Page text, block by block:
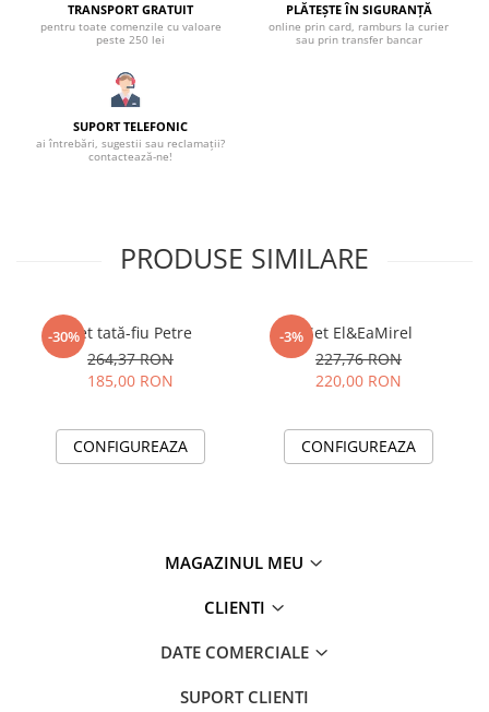
TRANSPORT GRATUIT
pentru toate comenzile cu valoare
peste 250 lei
PLĂTEȘTE ÎN SIGURANȚĂ
online prin card, ramburs la curier
sau prin transfer bancar
SUPORT TELEFONIC
ai întrebări, sugestii sau reclamații?
contactează-ne!
PRODUSE SIMILARE
-30%Set tată-fiu Petre
264,37 RON
185,00 RON
CONFIGUREAZA
-3% Set El&EaMirel
227,76 RON
220,00 RON
CONFIGUREAZA
MAGAZINUL MEU
CLIENTI
DATE COMERCIALE
SUPORT CLIENTI